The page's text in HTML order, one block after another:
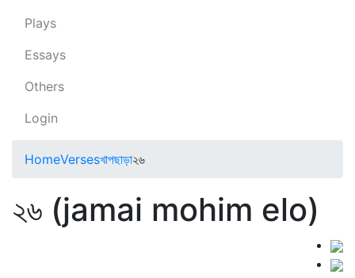
Plays
Essays
Others
Login
HomeVersesখাপছাড়া২৬
২৬ (jamai mohim elo)